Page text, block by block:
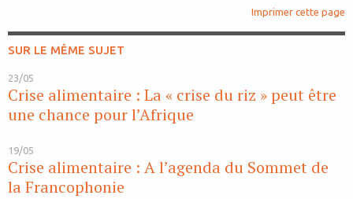
Imprimer cette page
SUR LE MÊME SUJET
23/05
Crise alimentaire : La « crise du riz » peut être
une chance pour l’Afrique
19/05
Crise alimentaire : A l’agenda du Sommet de
la Francophonie